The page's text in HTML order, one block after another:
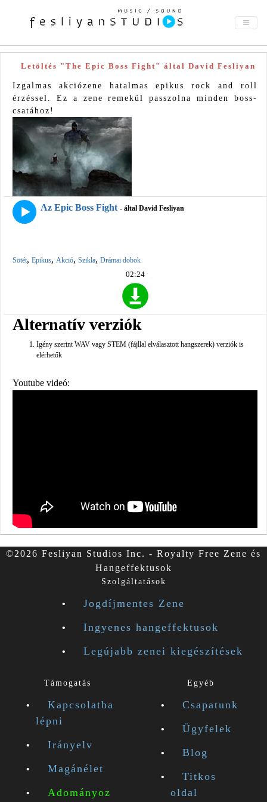
Letöltés "The Epic Boss Fight" által David Fesliyan
Izgalmas akciózene hatalmas epikus rock and roll
érzéssel. Ez a zene remekül passzolna minden boss-
csatához!
Az Epic Boss Fight - által David Fesliyan
Sötét, Epikus, Akció, Szikla, Drámai dobok
02:24
Alternatív verziók
Igény szerint WAV vagy STEM (fájllal elválasztott hangszerek) verziók is
elérhetők
Youtube videó:
©2026 Fesliyan Studios Inc. - Royalty Free Zene és
Hangeffektusok
Szolgáltatások
Jogdíjmentes Zene
Ingyenes hangeffektusok
Legújabb zenei kiegészítések
Támogatás
Kapcsolatba
lépni
Irányelv
Magánélet
Adományoz
Egyéb
Csapatunk
Ügyfelek
Blog
Titkos
oldal